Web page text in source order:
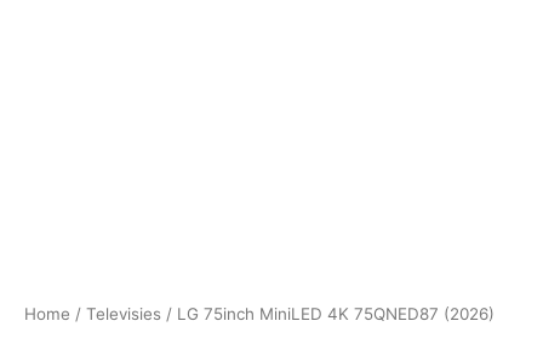
Home / Televisies / LG 75inch MiniLED 4K 75QNED87 (2026)